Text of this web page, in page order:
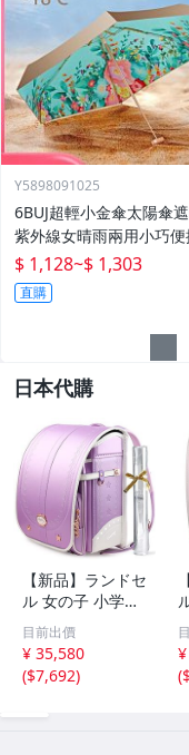
Y5898091025
6BUJ超輕小金傘太陽傘
紫外線女晴雨兩用小巧便
折傘
$ 1,128~$ 1,303
直購
日本代購
【新品】ランドセ
ル 女の子 小学生
通学カバン 高級
人工皮革＆パール
生地 反射材 刺繍
金属プレート・透
目前出價
¥ 35,580
($7,692)
(